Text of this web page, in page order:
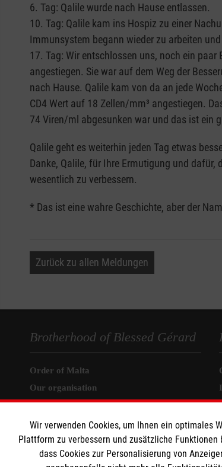
6. Tag: Qalile wurde nach Hause entlassen.
10. Tag: Qalile kam ins Hospiz zu einer
Immunsystem begann wieder zu arbeiten
17. Tag: Wir entschlossen uns, noch ein
angestiegen. Sie war auf dem Weg der
nach Hause. Qalile kam von da an jede
CD4 Wert auf 18 Zellen/mm³ angestiegen.
74 Viren/ml abgesunken war und das ist ein
Qalile geht es weiterhin jeden Tag etwas
Danke, Qalile, für Ihre Ermutigung und
wesentlich zu verbessern.
* Das ist eine wahre Geschichte, aber der
Zurück zu allen Meldungen
Brotherhood of Blessed Gérard
Order of Malta
Our organisation
Care Centre
Health care
Child Care
Emergency aid
Wir verwenden Cookies, um Ihnen ein optimales
Plattform zu verbessern und zusätzliche
dass Cookies zur Personalisierung von